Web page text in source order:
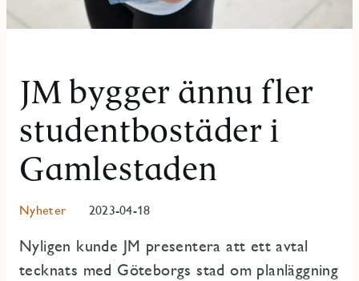
JM bygger ännu fler
studentbostäder i
Gamlestaden
Nyheter 2023-04-18
Nyligen kunde JM presentera att ett avtal
tecknats med Göteborgs stad om planläggning